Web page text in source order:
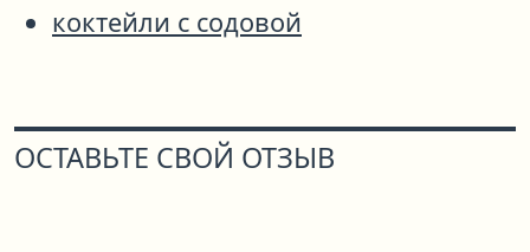
коктейли с содовой
ОСТАВЬТЕ СВОЙ ОТЗЫВ